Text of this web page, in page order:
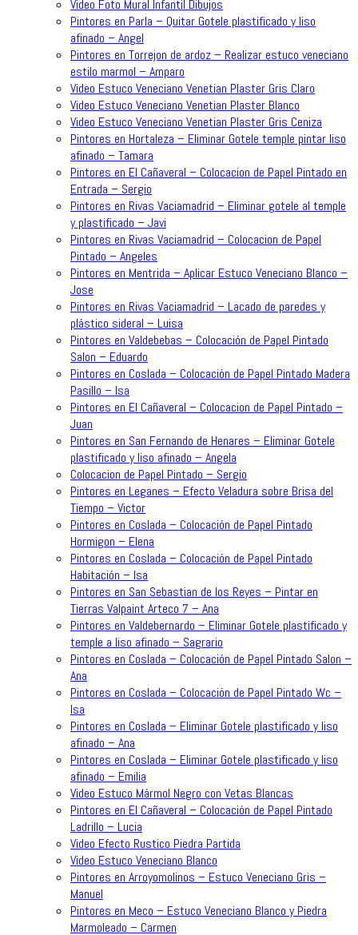
Video Foto Mural Infantil Dibujos
Pintores en Parla – Quitar Gotele plastificado y liso
afinado – Angel
Pintores en Torrejon de ardoz – Realizar estuco veneciano
estilo marmol – Amparo
Video Estuco Veneciano Venetian Plaster Gris Claro
Video Estuco Veneciano Venetian Plaster Blanco
Video Estuco Veneciano Venetian Plaster Gris Ceniza
Pintores en Hortaleza – Eliminar Gotele temple pintar liso
afinado – Tamara
Pintores en El Cañaveral – Colocacion de Papel Pintado en
Entrada – Sergio
Pintores en Rivas Vaciamadrid – Eliminar gotele al temple
y plastificado – Javi
Pintores en Rivas Vaciamadrid – Colocacion de Papel
Pintado – Angeles
Pintores en Mentrida – Aplicar Estuco Veneciano Blanco –
Jose
Pintores en Rivas Vaciamadrid – Lacado de paredes y
plástico sideral – Luisa
Pintores en Valdebebas – Colocación de Papel Pintado
Salon – Eduardo
Pintores en Coslada – Colocación de Papel Pintado Madera
Pasillo – Isa
Pintores en El Cañaveral – Colocacion de Papel Pintado –
Juan
Pintores en San Fernando de Henares – Eliminar Gotele
plastificado y liso afinado – Angela
Colocacion de Papel Pintado – Sergio
Pintores en Leganes – Efecto Veladura sobre Brisa del
Tiempo – Victor
Pintores en Coslada – Colocación de Papel Pintado
Hormigon – Elena
Pintores en Coslada – Colocación de Papel Pintado
Habitación – Isa
Pintores en San Sebastian de los Reyes – Pintar en
Tierras Valpaint Arteco 7 – Ana
Pintores en Valdebernardo – Eliminar Gotele plastificado y
temple a liso afinado – Sagrario
Pintores en Coslada – Colocación de Papel Pintado Salon –
Ana
Pintores en Coslada – Colocación de Papel Pintado Wc –
Isa
Pintores en Coslada – Eliminar Gotele plastificado y liso
afinado – Ana
Pintores en Coslada – Eliminar Gotele plastificado y liso
afinado – Emilia
Video Estuco Mármol Negro con Vetas Blancas
Pintores en El Cañaveral – Colocación de Papel Pintado
Ladrillo – Lucia
Video Efecto Rustico Piedra Partida
Video Estuco Veneciano Blanco
Pintores en Arroyomolinos – Estuco Veneciano Gris –
Manuel
Pintores en Meco – Estuco Veneciano Blanco y Piedra
Marmoleado – Carmen